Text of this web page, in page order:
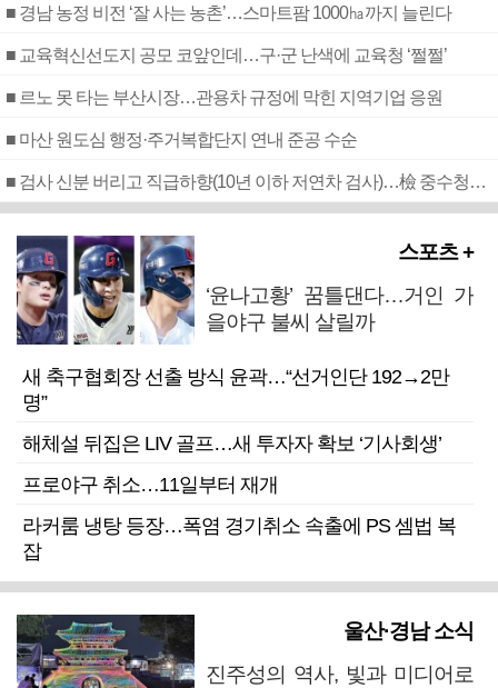
■ 경남 농정 비전 ‘잘 사는 농촌’…스마트팜 1000㏊까지 늘린다
■ 교육혁신선도지 공모 코앞인데…구·군 난색에 교육청 ‘쩔쩔’
■ 르노 못 타는 부산시장…관용차 규정에 막힌 지역기업 응원
■ 마산 원도심 행정·주거복합단지 연내 준공 수순
■ 검사 신분 버리고 직급하향(10년 이하 저연차 검사)…檢 중수청행 기피
스포츠 +
‘윤나고황’ 꿈틀댄다…거인 가
을야구 불씨 살릴까
새 축구협회장 선출 방식 윤곽…“선거인단 192→2만
명”
해체설 뒤집은 LIV 골프…새 투자자 확보 ‘기사회생’
프로야구 취소…11일부터 재개
라커룸 냉탕 등장…폭염 경기취소 속출에 PS 셈법 복
잡
울산·경남 소식
진주성의 역사, 빛과 미디어로